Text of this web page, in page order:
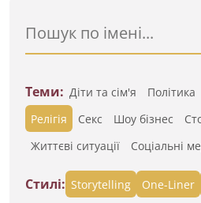
Теми: Діти та сім'я Політика
Релігія
Секс Шоу бізнес
Життєві ситуації
Cоціальні
Стилі: Storytelling One-Liner